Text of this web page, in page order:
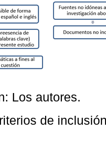
Los autores.
de